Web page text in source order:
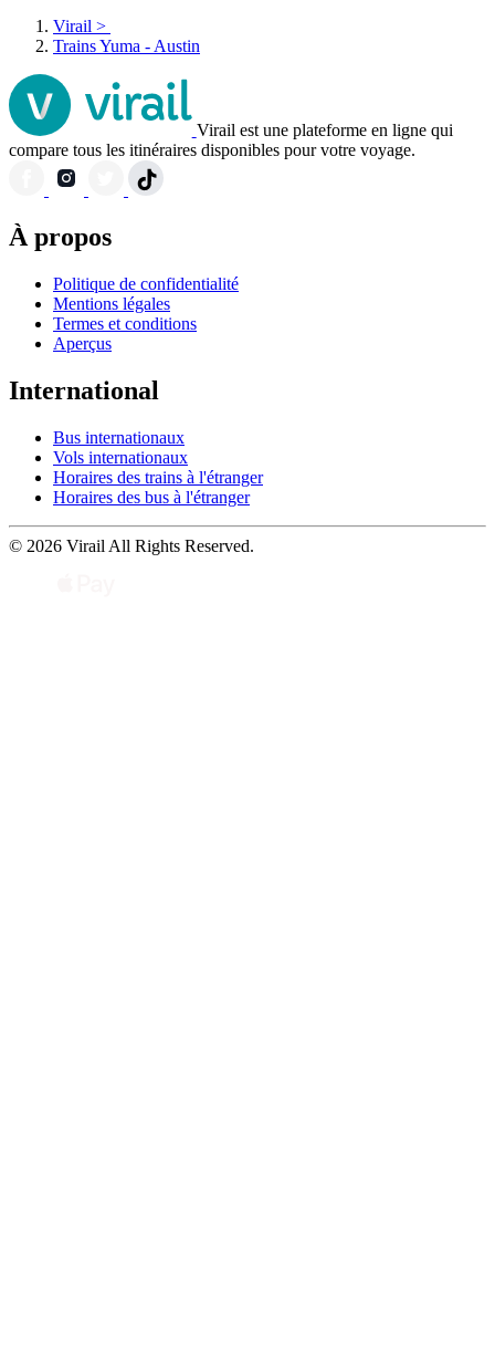
Virail >
Trains Yuma - Austin
Virail est une plateforme en ligne qui
compare tous les itinéraires disponibles pour votre voyage.
À propos
Politique de confidentialité
Mentions légales
Termes et conditions
Aperçus
International
Bus internationaux
Vols internationaux
Horaires des trains à l'étranger
Horaires des bus à l'étranger
© 2026 Virail All Rights Reserved.